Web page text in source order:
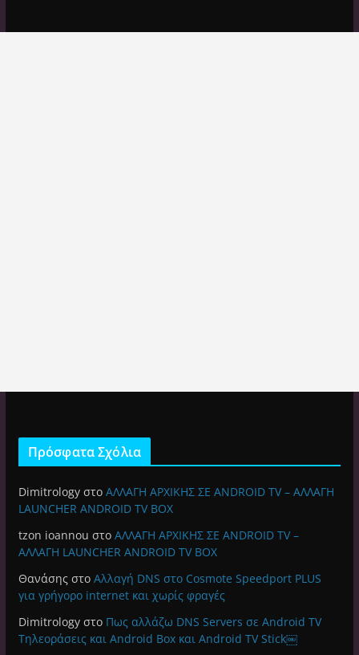
Πρόσφατα Σχόλια
Dimitrologyστο ΑΛΛΑΓΗ ΑΡΧΙΚΗΣ ΣΕ ANDROID TV – ΑΛΛΑΓΗ
LAUNCHER ANDROID TV BOX
tzon ioannou στο ΑΛΛΑΓΗ ΑΡΧΙΚΗΣ ΣΕ ANDROID TV –
ΑΛΛΑΓΗ LAUNCHER ANDROID TV BOX
Θανάσηςστο Αλλαγή DNS στο Cosmote Speedport PLUS
για γρήγορο internet και χωρίς φραγές
Dimitrologyστο Πως αλλάζω DNS Servers σε Android TV
Τηλεοράσεις και Android Box και Android TV Stick￼